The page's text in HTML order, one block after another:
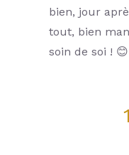
bien, jour
tout, bien
soin de soi ! 😊